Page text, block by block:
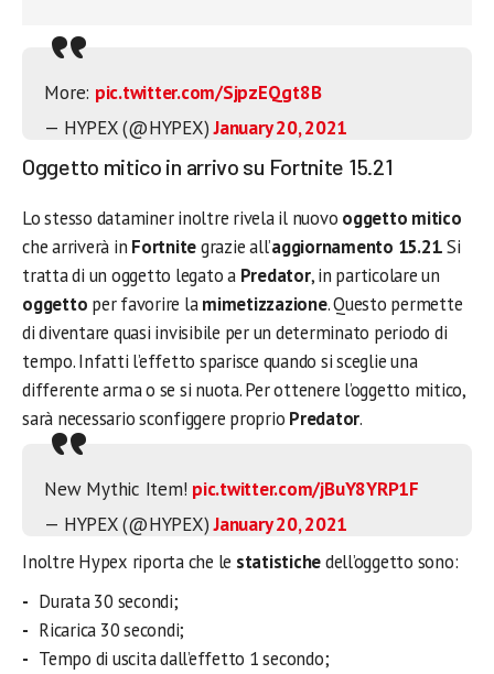
More: pic.twitter.com/SjpzEQgt8B
— HYPEX (@HYPEX)January 20, 2021
Oggetto mitico in arrivo su Fortnite 15.21
Lo stesso dataminer inoltre rivela il nuovo oggetto mitico
che arriverà in Fortnitegrazie all’aggiornamento 15.21. Si
tratta di un oggetto legato a Predator, in particolare un
oggetto per favorire lamimetizzazione. Questo permette
di diventare quasi invisibile per un determinato periodo di
tempo. Infatti l’effetto sparisce quando si sceglie una
differente arma o se si nuota. Per ottenere l’oggetto mitico,
sarà necessario sconfiggere proprio Predator.
New Mythic Item! pic.twitter.com/jBuY8YRP1F
— HYPEX (@HYPEX)January 20, 2021
Inoltre Hypex riporta che le statistichedell’oggetto sono:
Durata 30 secondi;
Ricarica 30 secondi;
Tempo di uscita dall’effetto 1 secondo;